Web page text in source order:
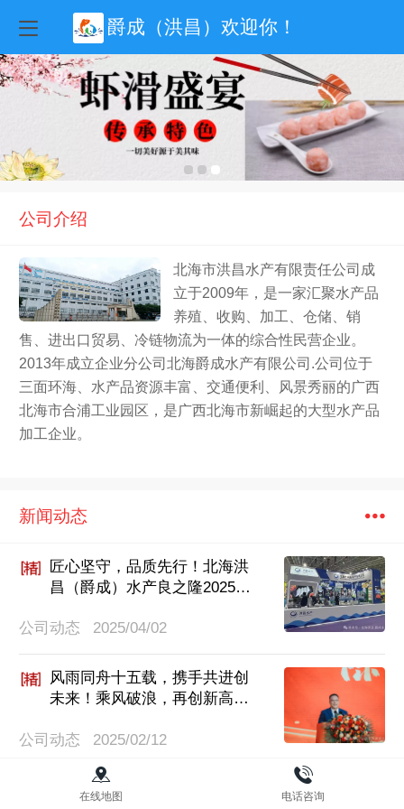
爵成（洪昌）欢迎你！
公司介绍
北海市洪昌水产有限责任公司成
立于2009年，是一家汇聚水产品
养殖、收购、加工、仓储、销
售、进出口贸易、冷链物流为一体的综合性民营企业。
2013年成立企业分公司北海爵成水产有限公司.公司位于
三面环海、水产品资源丰富、交通便利、风景秀丽的广西
北海市合浦工业园区，是广西北海市新崛起的大型水产品
加工企业。
新闻动态
匠心坚守，品质先行！北海洪
昌（爵成）水产良之隆2025第
官！
公司动态 2025/04/02
风雨同舟十五载，携手共进创
未来！乘风破浪，再创新高！
周年年会盛典暨表彰大会圆满
公司动态 2025/02/12
筑牢安全防线，守护生命红线丨北
在线地图 电话咨询